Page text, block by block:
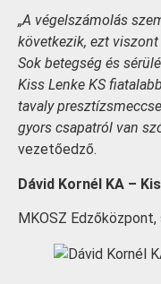
„A végelszámolás
következik, ezt
Sok betegség és
Kiss Lenke KS
tavaly
gyors csapatról van
vezetőedző.
Dávid Kornél KA –
MKOSZ